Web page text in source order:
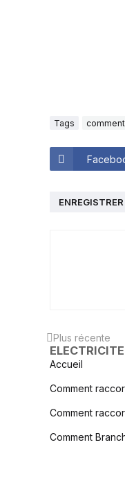
Tags
Plus récente
ELECTRICITE
Accueil
Comment
Comment
Comment